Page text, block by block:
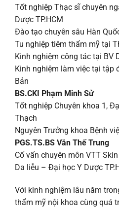
Tốt nghiệp Thạc sĩ chuyên
Dược TP.HCM
Đào tạo chuyên sâu Hàn
Tu nghiệp tiêm thẩm mỹ tại
Kinh nghiệm công tác tại BV
Kinh nghiệm làm việc tại tập
Bản
BS.CKI Phạm Minh Sử
Tốt nghiệp Chuyên khoa 1,
Thạch
Nguyên Trưởng khoa Bệnh
PGS.TS.BS Văn Thế Trung
Cố vấn chuyên môn VTT
Da liễu – Đại học Y Dược
Với kinh nghiệm lâu năm
thẩm mỹ nội khoa cùng quá